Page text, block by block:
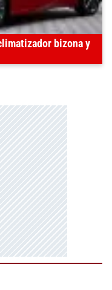
bizona y